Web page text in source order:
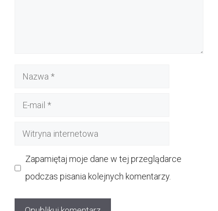
Nazwa
Witryna
Zapamiętaj moje dane w tej przeglądarce
podczas pisania kolejnych komentarzy.